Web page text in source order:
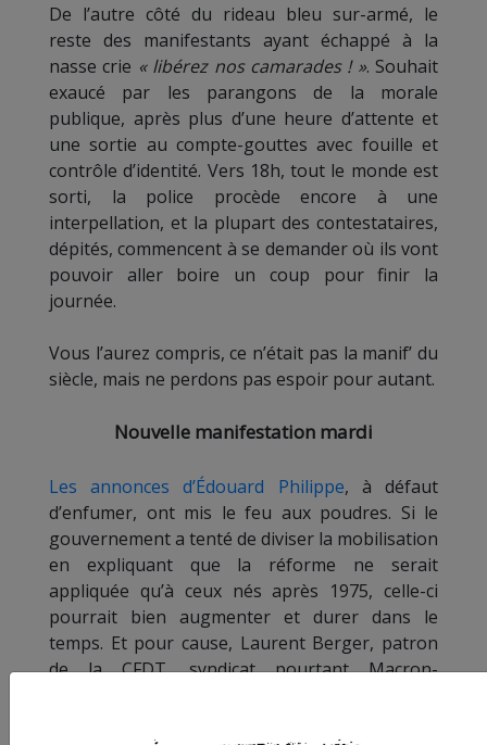
De l’autre côté du rideau bleu sur-armé, le
reste des manifestants ayant échappé à la
nasse crie « libérez nos camarades ! ». Souhait
exaucé par les parangons de la morale
publique, après plus d’une heure d’attente et
une sortie au compte-gouttes avec fouille et
contrôle d’identité. Vers 18h, tout le monde est
sorti, la police procède encore à une
interpellation, et la plupart des contestataires,
dépités, commencent à se demander où ils vont
pouvoir aller boire un coup pour finir la
journée.
Vous l’aurez compris, ce n’était pas la manif’ du
siècle, mais ne perdons pas espoir pour autant.
Nouvelle manifestation mardi
Les annonces d’Édouard Philippe, à défaut
d’enfumer, ont mis le feu aux poudres. Si le
gouvernement a tenté de diviser la mobilisation
en expliquant que la réforme ne serait
appliquée qu’à ceux nés après 1975, celle-ci
pourrait bien augmenter et durer dans le
temps. Et pour cause, Laurent Berger, patron
de la CFDT, syndicat pourtant Macron-